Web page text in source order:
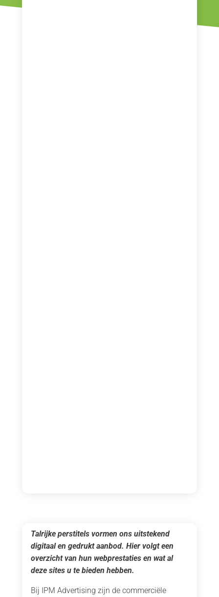
Talrijke perstitels vormen ons uitstekend
digitaal en gedrukt aanbod. Hier volgt een
overzicht van hun webprestaties en wat al
deze sites u te bieden hebben.
Bij IPM Advertising zijn de commerciële